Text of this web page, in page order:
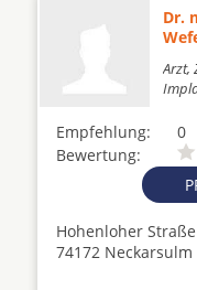
Dr.
Arzt,
Empfehlung:
0
Bewertung:
Hohenloher Straße
74172 Neckarsulm